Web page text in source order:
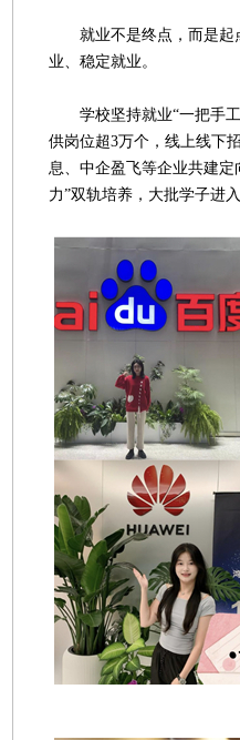
就业不是终点，而是起点
业、稳定就业。
学校坚持就业“一把手工
供岗位超3万个，线上线下
息、中企盈飞等企业共建
力”双轨培养，大批学子进